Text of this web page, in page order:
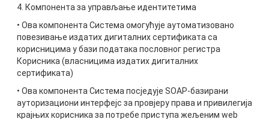
4. Компонента за управљање идентитетима
• Ова компонента Система омогућује аутоматизовано
повезивање издатих дигиталних сертификата са
корисницима у бази података пословног регистра
Корисника (власницима издатих дигиталних
сертификата)
• Ова компонента Система посједује SOAP-базирани
ауторизациони интерфејс за провјеру права и привилегија
крајњих корисника за потребе приступа жељеним web